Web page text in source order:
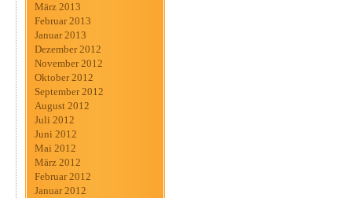
März 2013
Februar 2013
Januar 2013
Dezember 2012
November 2012
Oktober 2012
September 2012
August 2012
Juli 2012
Juni 2012
Mai 2012
März 2012
Februar 2012
Januar 2012